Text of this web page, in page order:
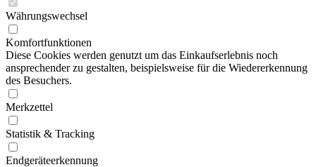
Währungswechsel
Komfortfunktionen
Diese Cookies werden genutzt um das Einkaufserlebnis noch
ansprechender zu gestalten, beispielsweise für die Wiedererkennung
des Besuchers.
Merkzettel
Statistik & Tracking
Endgeräteerkennung